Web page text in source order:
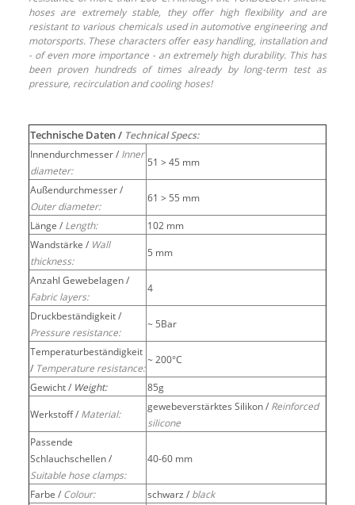
hoses are extremely stable, they offer high flexibility and are
resistant to various chemicals used in automotive engineering and
motorsports. These characters offer easy handling, installation and
- of even more importance - an extremely high durability. This has
been proven hundreds of times already by long-term test as
pressure, recirculation and cooling hoses!
Technische Daten / Technical Specs:
Innendurchmesser / Inner
diameter:
51 > 45 mm
Außendurchmesser /
Outer diameter:
61 > 55 mm
Länge / Length:
102 mm
Wandstärke / Wall
thickness:
5 mm
Anzahl Gewebelagen /
Fabric layers:
4
Druckbeständigkeit /
Pressure resistance:
~ 5Bar
Temperaturbeständigkeit
/ Temperature resistance:
~ 200°C
Gewicht / Weight:
85g
Werkstoff / Material:
gewebeverstärktes Silikon / Reinforced
silicone
Passende
Schlauchschellen /
Suitable hose clamps:
40-60 mm
Farbe / Colour: schwarz / black